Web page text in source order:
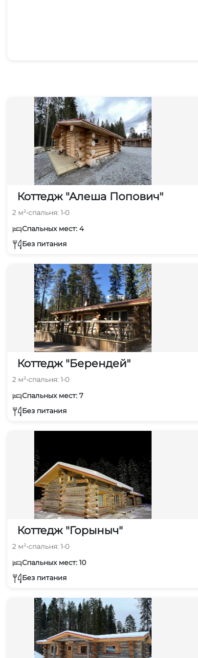
Коттедж "Алеша Попович"
2 м²•спальня: 1•0
Спальных мест: 4
Без питания
Коттедж "Берендей"
2 м²•спальня: 1•0
Спальных мест: 7
Без питания
Коттедж "Горыныч"
2 м²•спальня: 1•0
Спальных мест: 10
Без питания